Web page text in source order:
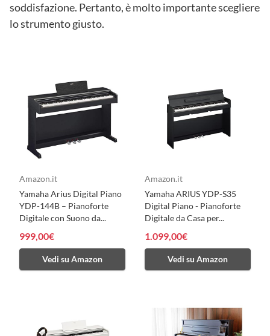
soddisfazione. Pertanto, è molto importante scegliere
lo strumento giusto.
Amazon.it
Yamaha Arius Digital Piano
YDP-144B – Pianoforte
Digitale con Suono da...
999,00€
Vedi su Amazon
Amazon.it
Yamaha ARIUS YDP-S35
Digital Piano - Pianoforte
Digitale da Casa per...
1.099,00€
Vedi su Amazon